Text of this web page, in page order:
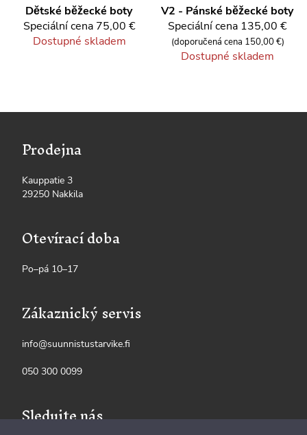
Dětské běžecké boty
Speciální cena 75,00 €
Dostupné skladem
V2 - Pánské běžecké boty
Speciální cena 135,00 €
(doporučená cena 150,00 €)
Dostupné skladem
Prodejna
Kauppatie 3
29250 Nakkila
Otevírací doba
Po–pá 10–17
Zákaznický servis
info@suunnistustarvike.fi
050 300 0099
Sledujte nás